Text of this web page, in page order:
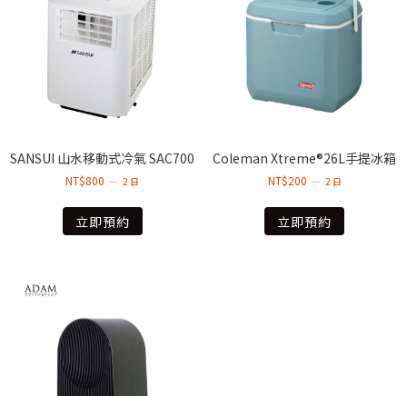
SANSUI 山水移動式冷氣 SAC700
NT$800 2 日
立即預約
Coleman Xtreme®26L手提冰箱
NT$200 2 日
立即預約